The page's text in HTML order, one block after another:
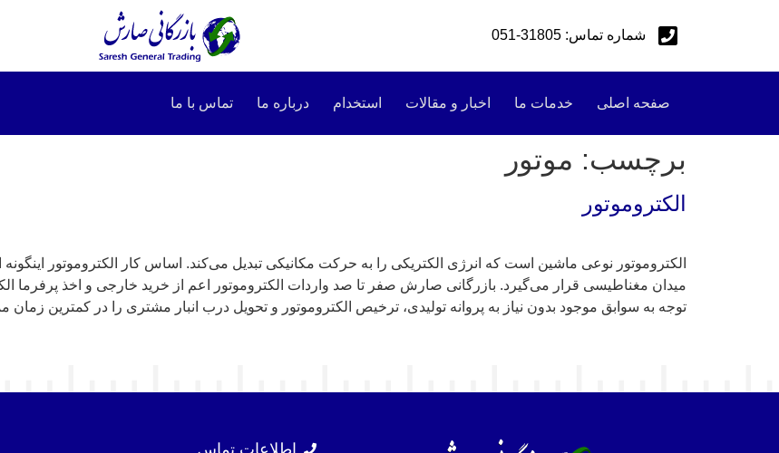
شماره تماس: 31805-051
صفحه اصلی خدمات ما اخبار و مقالات استخدام درباره ما تماس با ما
برچسب: موتور
الکتروموتور
الکتروموتور نوعی ماشین است که انرژی الکتریکی را به حرکت مکانیکی تبدیل می‌کند. اساس کار الکتروموتور
میدان مغناطیسی قرار می‌گیرد. بازرگانی صارش صفر تا صد واردات الکتروموتور اعم از خرید خارجی و اخذ پرفرما
توجه به سوابق موجود بدون نیاز به پروانه تولیدی، ترخیص الکتروموتور و تحویل درب انبار مشتری را در کمترین زمان
اطلاعات تماس